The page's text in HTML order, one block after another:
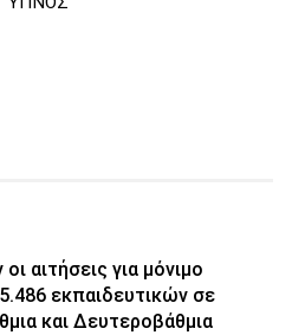
οι αιτήσεις για μόνιμο
εκπαιδευτικών σε
και Δευτεροβάθμια